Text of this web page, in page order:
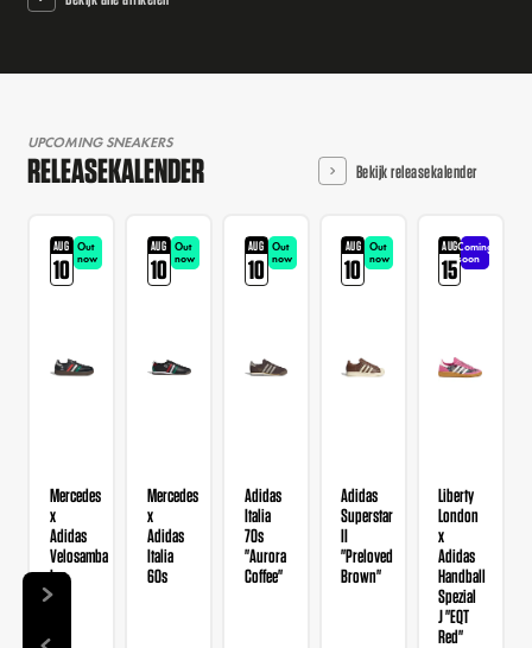
UPCOMING SNEAKERS
RELEASEKALENDER Bekijk releasekalender
AUG
10
Out
now
Mercedes
x
Adidas
Velosamba
Lea
AUG
10
Out
now
Mercedes
x
Adidas
Italia
60s
AUG
10
Out
now
Adidas
Italia
70s
"Aurora
Coffee"
AUG
10
Out
now
Adidas
Superstar
II
"Preloved
Brown"
AUG
15
Coming
soon
Liberty
London
x
Adidas
Handball
Spezial
J "EQT
Red"